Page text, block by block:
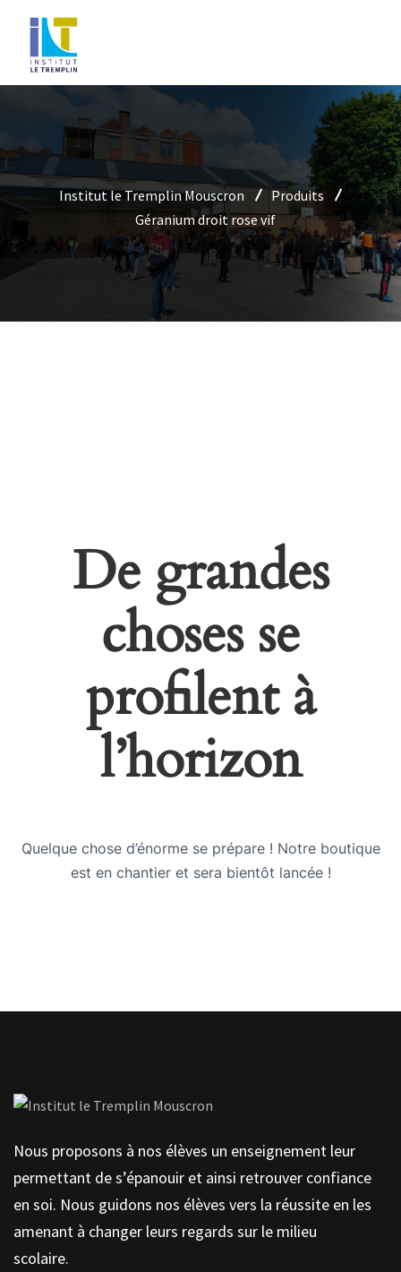
Institut le Tremplin Mouscron
Produits
Géranium droit rose vif
De grandes
choses se
profilent à
l’horizon
Quelque chose d’énorme se prépare ! Notre boutique
est en chantier et sera bientôt lancée !
Nous proposons à nos élèves un enseignement leur
permettant de s’épanouir et ainsi retrouver confiance
en soi. Nous guidons nos élèves vers la réussite en les
amenant à changer leurs regards sur le milieu
scolaire.